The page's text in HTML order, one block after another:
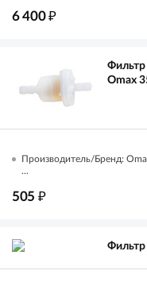
6 400₽
Фильтр
Omax
Производитель/Бренд:
...
505 ₽
Фильтр